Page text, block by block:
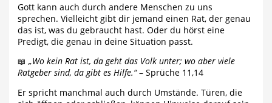
Gott kann auch durch andere Menschen zu uns
sprechen. Vielleicht gibt dir jemand einen Rat, der genau
das ist, was du gebraucht hast. Oder du hörst eine
Predigt, die genau in deine Situation passt.
📖„Wo kein Rat ist, da geht das Volk unter; wo aber viele
Ratgeber sind, da gibt es Hilfe.“– Sprüche 11,14
Er spricht manchmal auch durch Umstände. Türen, die